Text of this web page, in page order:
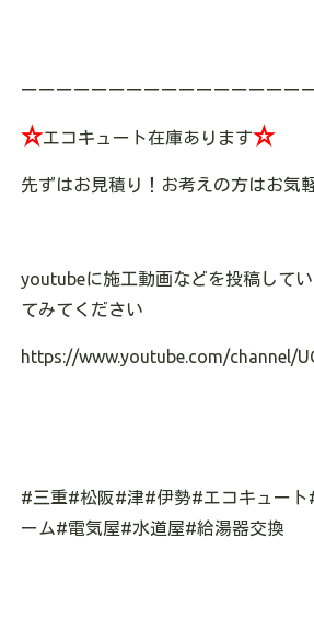
ーーーーーーーーーーーーーーーー
☆エコキュート在庫あります☆
先ずはお見積り！お考えの方はお気
youtubeに施工動画などを投稿して
てみてください
https://www.youtube.com/channel/
#三重#松阪#津#伊勢#エコキュート
ーム#電気屋#水道屋#給湯器交換